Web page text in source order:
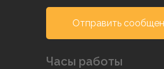
Отправить
Часы работы